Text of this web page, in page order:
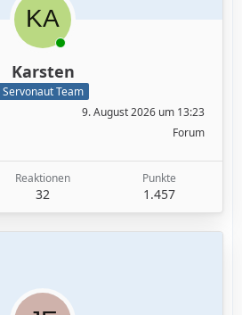
Karsten
Servonaut Team
9. August 2026 um 13:23
Forum
Reaktionen
32
Punkte
1.457